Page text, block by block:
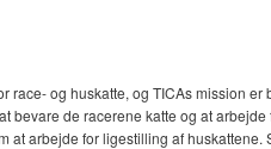
race- og huskatte, og TICAs mission er
bevare de racerene katte og at
arbejde for ligestilling af huskattene.